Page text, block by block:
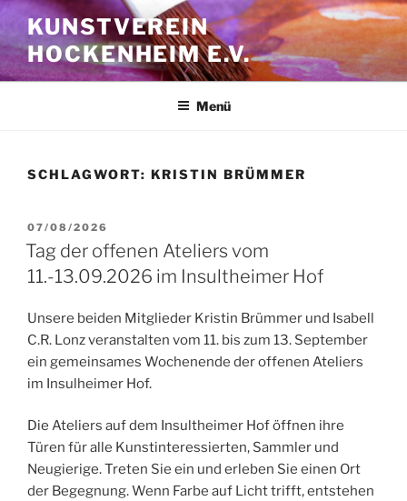
Zum
Inhalt
springen
KUNSTVEREIN
HOCKENHEIM E.V.
Menü
SCHLAGWORT: KRISTIN BRÜMMER
VERÖFFENTLICHT
AM
07/08/2026
Tag der offenen Ateliers vom
11.-13.09.2026 im Insultheimer Hof
Unsere beiden Mitglieder Kristin Brümmer und Isabell
C.R. Lonz veranstalten vom 11. bis zum 13. September
ein gemeinsames Wochenende der offenen Ateliers
im Insulheimer Hof.
Die Ateliers auf dem Insultheimer Hof öffnen ihre
Türen für alle Kunstinteressierten, Sammler und
Neugierige. Treten Sie ein und erleben Sie einen Ort
der Begegnung. Wenn Farbe auf Licht trifft, entstehen